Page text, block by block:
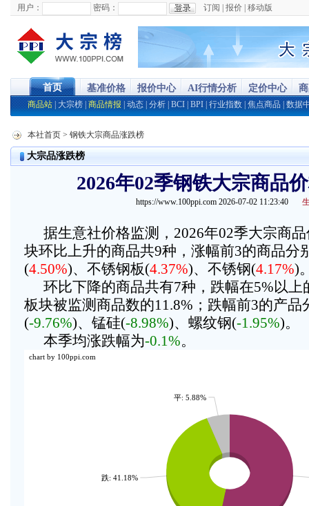
用户： 密码： 订阅 报价 移动版
首页 基准价格 报价中心 AI行情分析 定价中心
商品站 大宗榜 商品情报 动态 分析 BCI BPI 行业指数 焦点商品 数据
本社首页 > 钢铁大宗商品涨跌榜
大宗品涨跌榜
2026年02季钢铁大宗商品
https://www.100ppi.com 2026-07-02 11:23:40
据生意社价格监测，2026年02季大宗商
块环比上升的商品共9种，涨幅前3的商品分
(4.50%)、不锈钢板(4.37%)、不锈钢(4.17%)
环比下降的商品共有7种，跌幅在5%以上
板块被监测商品数的11.8%；跌幅前3的产品
(-9.76%)、锰硅(-8.98%)、螺纹钢(-1.95%)。
本季均涨跌幅为-0.1%。
跌: 41.18%
平: 5.88%
chart by 100ppi.com